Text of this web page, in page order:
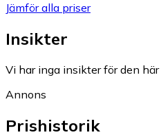
Jämför alla priser
Insikter
Vi har inga insikter för den
Annons
Prishistorik